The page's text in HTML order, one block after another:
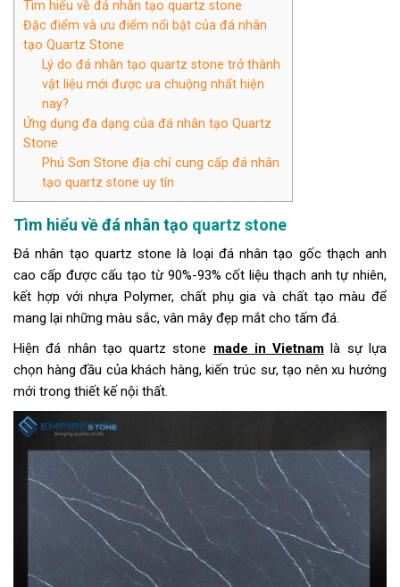
Tìm hiểu về đá nhân tạo quartz stone
Đặc điểm và ưu điểm nổi bật của đá nhân
tạo Quartz Stone
Lý do đá nhân tạo quartz stone trở thành
vật liệu mới được ưa chuộng nhất hiện
nay?
Ứng dụng đa dạng của đá nhân tạo Quartz
Stone
Phú Sơn Stone địa chỉ cung cấp đá nhân
tạo quartz stone uy tín
Tìm hiểu về đá nhân tạo quartz stone
Đá nhân tạo quartz stone là loại đá nhân tạo gốc thạch anh
cao cấp được cấu tạo từ 90%-93% cốt liệu thạch anh tự nhiên,
kết hợp với nhựa Polymer, chất phụ gia và chất tạo màu để
mang lại những màu sắc, vân mây đẹp mắt cho tấm đá.
Hiện đá nhân tạo quartz stone made in Vietnam là sự lựa
chọn hàng đầu của khách hàng, kiến trúc sư, tạo nên xu hướng
mới trong thiết kế nội thất.